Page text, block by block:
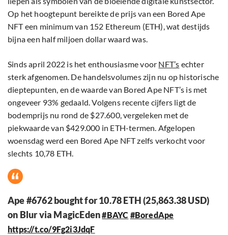
Op het hoogtepunt bereikte de prijs van een Bored Ape
NFT een minimum van 152 Ethereum (ETH), wat destijds
bijna een half miljoen dollar waard was.
Sinds april 2022 is het enthousiasme voor NFT’s echter
sterk afgenomen. De handelsvolumes zijn nu op historische
dieptepunten, en de waarde van Bored Ape NFT’s is met
ongeveer 93% gedaald. Volgens recente cijfers ligt de
bodemprijs nu rond de $27.600, vergeleken met de
piekwaarde van $429.000 in ETH-termen. Afgelopen
woensdag werd een Bored Ape NFT zelfs verkocht voor
slechts 10,78 ETH.
Ape #6762 bought for 10.78 ETH (25,863.38 USD)
on Blur via MagicEden#BAYC #BoredApe
https://t.co/9Fg2i3JdqF